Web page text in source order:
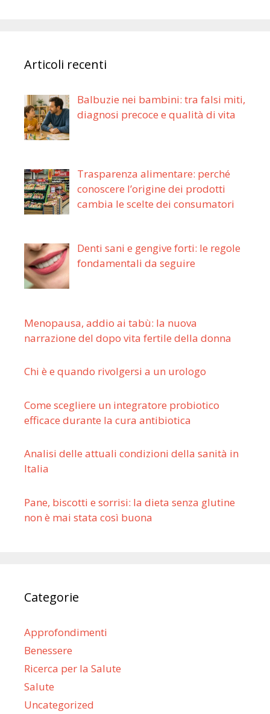
Articoli recenti
Balbuzie nei bambini: tra falsi miti,
diagnosi precoce e qualità di vita
Trasparenza alimentare: perché
conoscere l’origine dei prodotti
cambia le scelte dei consumatori
Denti sani e gengive forti: le regole
fondamentali da seguire
Menopausa, addio ai tabù: la nuova
narrazione del dopo vita fertile della donna
Chi è e quando rivolgersi a un urologo
Come scegliere un integratore probiotico
efficace durante la cura antibiotica
Analisi delle attuali condizioni della sanità in
Italia
Pane, biscotti e sorrisi: la dieta senza glutine
non è mai stata così buona
Categorie
Approfondimenti
Benessere
Ricerca per la Salute
Salute
Uncategorized